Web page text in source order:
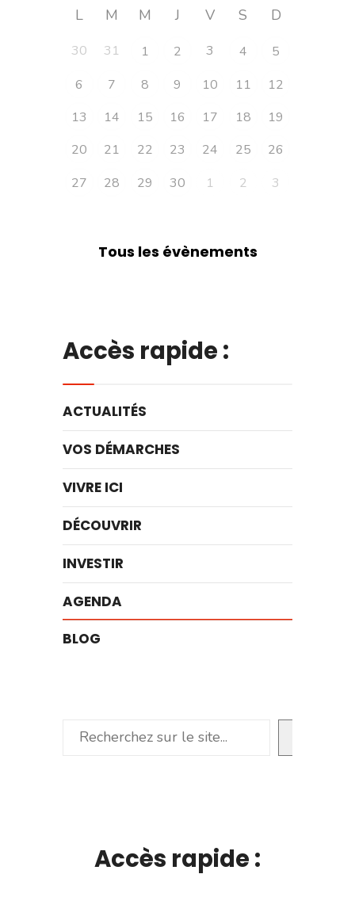
L M M J V S D
30 31 1 2 3 4
5
6
7 8 9 10 11
12
13
14 15 16 17 18
19
20
21 22 23 24 25
26
27
28 29 30 1 2 3
Tous les évènements
Accès rapide :
ACTUALITÉS
VOS DÉMARCHES
VIVRE ICI
DÉCOUVRIR
INVESTIR
AGENDA
BLOG
Rechercher
Accès rapide :